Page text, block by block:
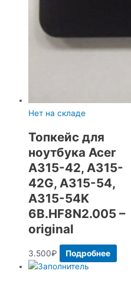
Нет на складе
Топкейс для
ноутбука Acer
A315-42, A315-
42G, A315-54,
A315-54K
6B.HF8N2.005 –
original
3.500₽ Подробнее